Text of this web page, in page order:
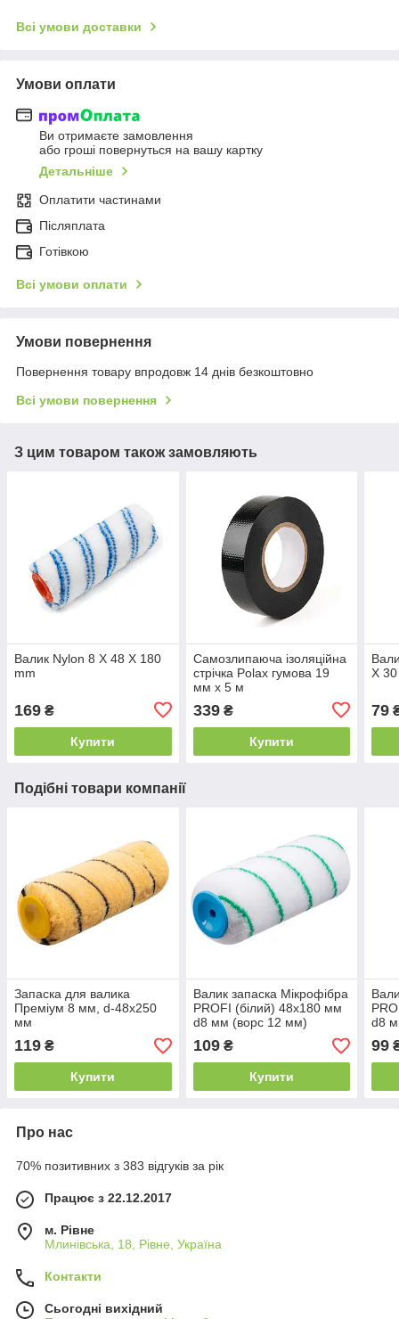
Всі умови доставки
Умови оплати
Ви отримаєте замовлення
або гроші повернуться на вашу картку
Детальніше
Оплатити частинами
Післяплата
Готівкою
Всі умови оплати
Умови повернення
Повернення товару впродовж 14 днів безкоштовно
Всі умови повернення
З цим товаром також замовляють
Валик Nylon 8 Х 48 Х 180
mm
169 ₴
Купити
Самозлипаюча ізоляційна
стрічка Polax гумова 19
мм х 5 м
339₴
Купити
Х
79
Подібні товари компанії
Запаска для валика
Преміум 8 мм, d-48х250
мм
119 ₴
Купити
Валик запаска Мікрофібра
PROFI (білий) 48х180 мм
d8 мм (ворс 12 мм)
109₴
Купити
d8
99
Про нас
70% позитивних з 383 відгуків за рік
Працює з 22.12.2017
м. Рівне
Млинівська, 18, Рівне, Україна
Контакти
Сьогодні вихідний